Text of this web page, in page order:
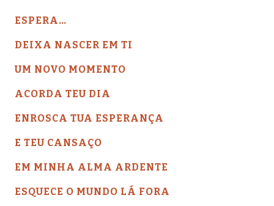
ESPERA…
DEIXA NASCER EM TI
UM NOVO MOMENTO
ACORDA TEU DIA
ENROSCA TUA ESPERANÇA
E TEU CANSAÇO
EM MINHA ALMA ARDENTE
ESQUECE O MUNDO LÁ FORA